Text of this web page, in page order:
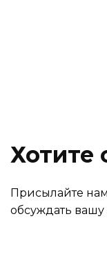
Хотите
Присылайте
обсуждать вашу